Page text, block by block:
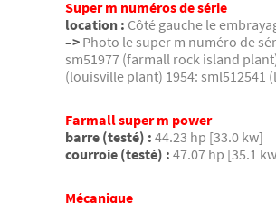
Super m numéros de série
location : Côté gauche le
–> Photo le super m numéro de
sm51977 (farmall rock island
(louisville plant) 1954: sml512541
Farmall super m power
barre (testé) : 44.23 hp [33.0 kw]
courroie (testé) : 47.07 hp [35.1
Mécanique